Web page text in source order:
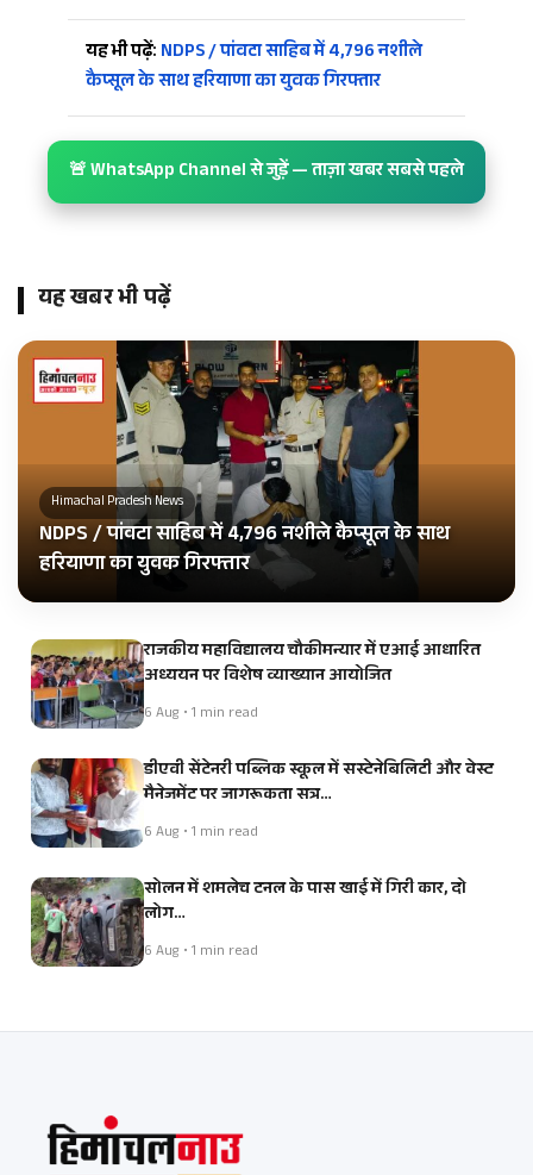
यह भी पढ़ें: NDPS / पांवटा साहिब में 4,796 नशीले
कैप्सूल के साथ हरियाणा का युवक गिरफ्तार
🚨 WhatsApp Channel से जुड़ें — ताज़ा खबर सबसे पहले
यह खबर भी पढ़ें
Himachal Pradesh News
NDPS / पांवटा साहिब में 4,796 नशीले कैप्सूल के साथ
हरियाणा का युवक गिरफ्तार
राजकीय महाविद्यालय चौकीमन्यार में एआई आधारित
अध्ययन पर विशेष व्याख्यान आयोजित
6 Aug • 1 min read
डीएवी सेंटेनरी पब्लिक स्कूल में सस्टेनेबिलिटी और वेस्ट
मैनेजमेंट पर जागरूकता सत्र…
6 Aug • 1 min read
सोलन में शमलेच टनल के पास खाई में गिरी कार, दो
लोग…
6 Aug • 1 min read